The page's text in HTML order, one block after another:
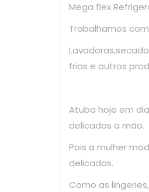
Mega flex
Trabalhamos
frias e outros
Atuba hoje em
delicadas a mão.
Pois a mulher
delicadas.
Como as